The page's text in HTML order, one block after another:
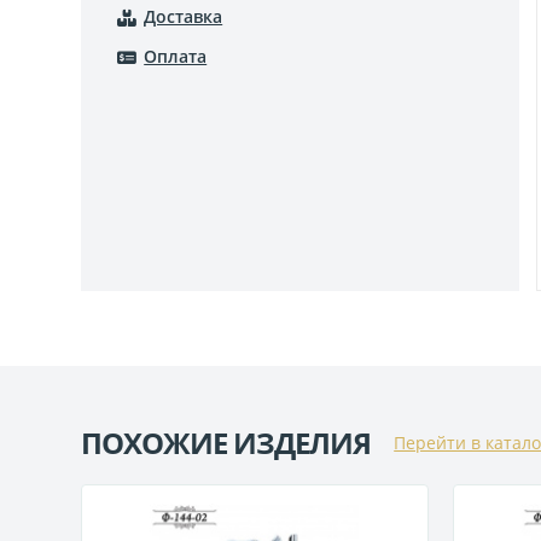
Доставка
Оплата
ПОХОЖИЕ ИЗДЕЛИЯ Перейти в